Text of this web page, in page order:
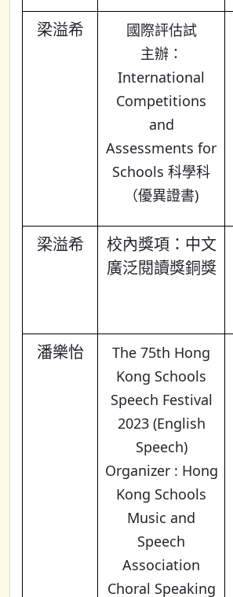
梁溢希
國際評估試
主辦：
International
Competitions
and
Assessments for
Schools 科學科
（優異證書)
梁溢希
校內獎項：中文
廣泛閱讀獎銅獎
潘樂怡
The 75th Hong
Kong Schools
Speech Festival
2023 (English
Speech)
Organizer : Hong
Kong Schools
Music and
Speech
Association
Choral Speaking